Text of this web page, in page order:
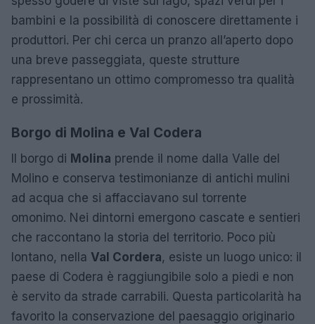
bambini e la possibilità di conoscere direttamente i
produttori. Per chi cerca un pranzo all’aperto dopo
una breve passeggiata, queste strutture
rappresentano un ottimo compromesso tra qualità
e prossimità.
Borgo di Molina e Val Codera
Il borgo di Molina prende il nome dalla Valle del
Molino e conserva testimonianze di antichi mulini
ad acqua che si affacciavano sul torrente
omonimo. Nei dintorni emergono cascate e sentieri
che raccontano la storia del territorio. Poco più
lontano, nella Val Cordera, esiste un luogo unico: il
paese di Codera è raggiungibile solo a piedi e non
è servito da strade carrabili. Questa particolarità ha
favorito la conservazione del paesaggio originario